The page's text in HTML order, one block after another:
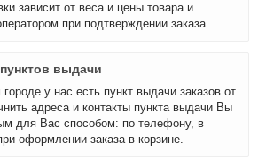
зависит от веса и цены товара и
при подтверждении заказа.
выдачи
у нас есть пункт выдачи заказов от
адреса и контакты пункта выдачи Вы
для Вас способом: по телефону, в
оформлении заказа в корзине.